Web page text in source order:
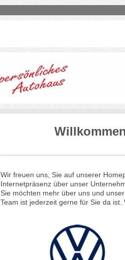
Wir freuen uns, Sie auf unserer
Internetpräsenz über unser
Sie möchten mehr über uns und
Team ist jederzeit gerne für Sie da ist.